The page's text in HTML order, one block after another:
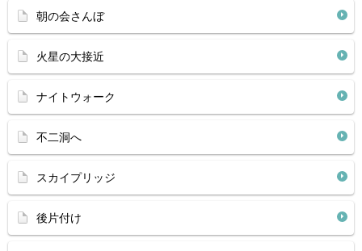
朝の会さんぼ
火星の大接近
ナイトウォーク
不二洞へ
スカイプリッジ
後片付け